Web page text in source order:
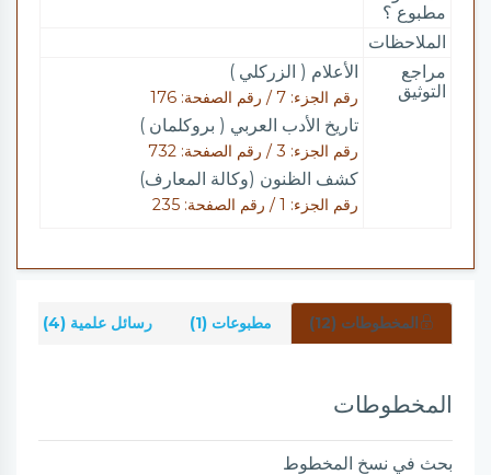
مطبوع ؟
الملاحظات
مراجع
التوثيق
الأعلام ( الزركلي )
رقم الجزء: 7 / رقم الصفحة: 176
تاريخ الأدب العربي ( بروكلمان )
رقم الجزء: 3 / رقم الصفحة: 732
كشف الظنون (وكالة المعارف)
رقم الجزء: 1 / رقم الصفحة: 235
المخطوطات (12) مطبوعات (1) رسائل علمية (4)
المخطوطات
بحث في نسخ المخطوط